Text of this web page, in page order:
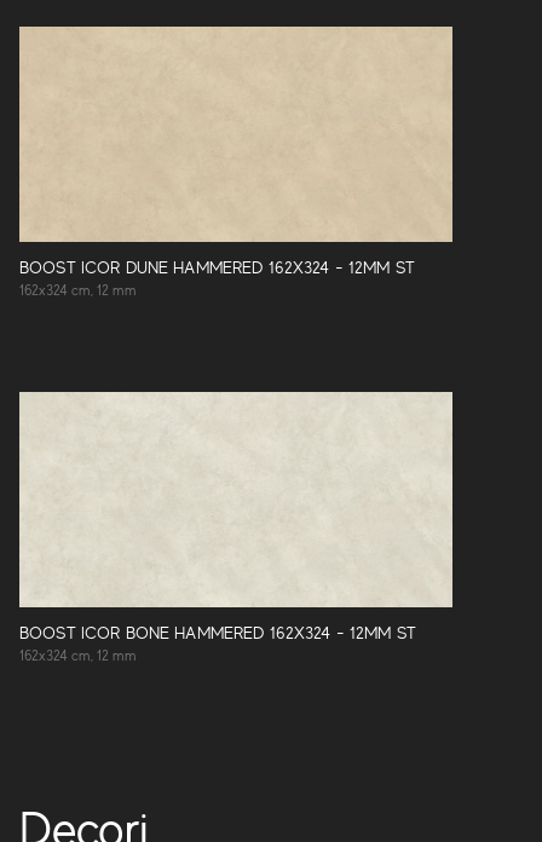
BOOST ICOR DUNE HAMMERED 162X324 - 12MM ST
162x324 cm, 12 mm
BOOST ICOR BONE HAMMERED 162X324 - 12MM ST
162x324 cm, 12 mm
Decori